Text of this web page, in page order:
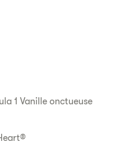
1 Vanille onctueuse